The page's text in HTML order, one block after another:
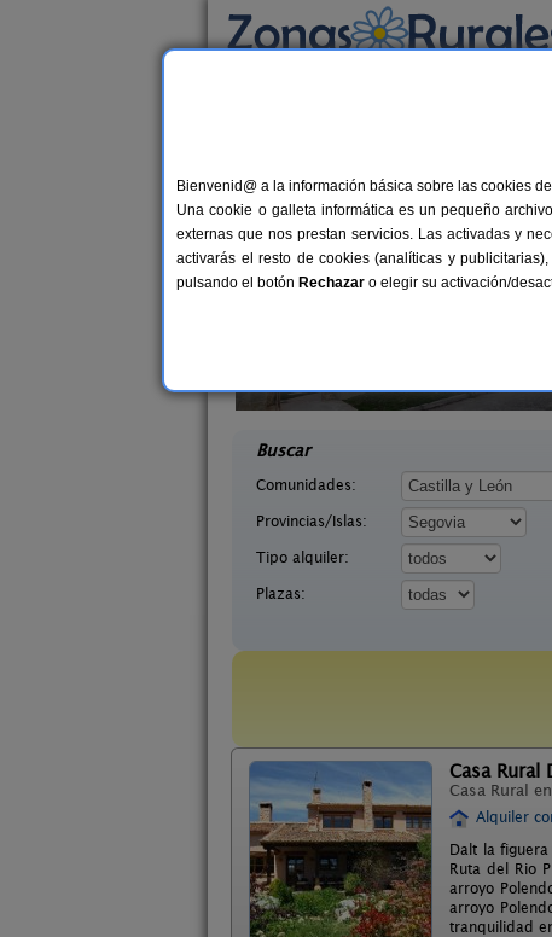
Casas Rurales cerca
33 €
Buscar
Comunidades:
Provincias/Islas:
Tipo alquiler:
Plazas:
Casa Rural
Casa Rural en
Alquiler
Dalt la
Ruta del Rio
arroyo
arroyo
tranquilidad
Bienvenid@ a la información básica sobre las cookies
Una cookie o galleta informática es un pequeño
externas que nos prestan servicios. Las activadas y
activarás el resto de cookies (analíticas y
pulsando el botón Rechazar o elegir su activación/